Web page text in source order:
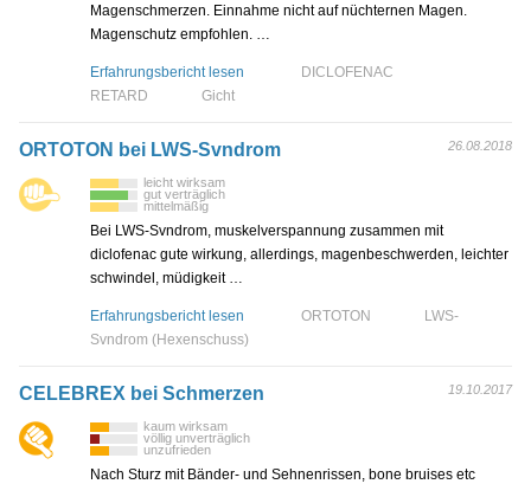
Magenschmerzen. Einnahme nicht auf nüchternen Magen.
Magenschutz empfohlen. …
Erfahrungsbericht lesen
DICLOFENAC
RETARD
Gicht
ORTOTON bei LWS-Svndrom 26.08.2018
leicht wirksam
gut verträglich
mittelmäßig
Bei LWS-Svndrom, muskelverspannung zusammen mit
diclofenac gute wirkung, allerdings, magenbeschwerden, leichter
schwindel, müdigkeit …
Erfahrungsbericht lesen ORTOTON
LWS-
Svndrom (Hexenschuss)
CELEBREX bei Schmerzen 19.10.2017
kaum wirksam
völlig unverträglich
unzufrieden
Nach Sturz mit Bänder- und Sehnenrissen, bone bruises etc